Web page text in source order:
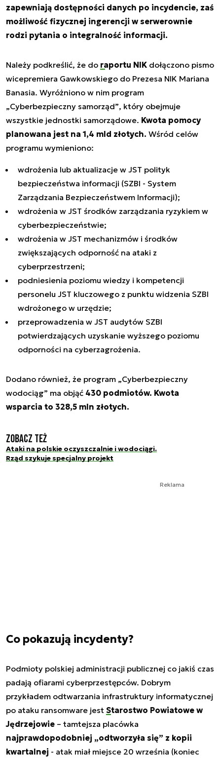
zapewniają dostępności danych po incydencie, zaś
możliwość fizycznej ingerencji w serwerownie
rodzi pytania o integralność informacji.
Należy podkreślić, że do raportu NIK dołączono pismo
wicepremiera Gawkowskiego do Prezesa NIK Mariana
Banasia. Wyróżniono w nim program
„Cyberbezpieczny samorząd”, który obejmuje
wszystkie jednostki samorządowe. Kwota pomocy
planowana jest na 1,4 mld złotych. Wśród celów
programu wymieniono:
wdrożenia lub aktualizacje w JST polityk
bezpieczeństwa informacji (SZBI - System
Zarządzania Bezpieczeństwem Informacji);
wdrożenia w JST środków zarządzania ryzykiem w
cyberbezpieczeństwie;
wdrożenia w JST mechanizmów i środków
zwiększających odporność na ataki z
cyberprzestrzeni;
podniesienia poziomu wiedzy i kompetencji
personelu JST kluczowego z punktu widzenia SZBI
wdrożonego w urzędzie;
przeprowadzenia w JST audytów SZBI
potwierdzających uzyskanie wyższego poziomu
odporności na cyberzagrożenia.
Dodano również, że program „Cyberbezpieczny
wodociąg” ma objąć 430 podmiotów. Kwota
wsparcia to 328,5 mln złotych.
Zobacz też
Ataki na polskie oczyszczalnie i wodociągi.
Rząd szykuje specjalny projekt
Reklama
Co pokazują incydenty?
Podmioty polskiej administracji publicznej co jakiś czas
padają ofiarami cyberprzestępców. Dobrym
przykładem odtwarzania infrastruktury informatycznej
po ataku ransomware jest Starostwo Powiatowe w
Jędrzejowie – tamtejsza placówka
najprawdopodobniej „odtworzyła się” z kopii
kwartalnej - atak miał miejsce 20 września (koniec